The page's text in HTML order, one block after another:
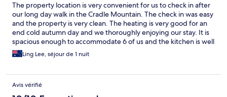
The property location is very convenient for us to check in after
our long day walk in the Cradle Mountain. The check in was easy
and the property is very clean. The heating is very good for an
end cold autumn day and we thoroughly enjoying our stay. It is
spacious enough to accommodate 6 of us and the kitchen is well
equipped for us to prepare our dinner. We thoroughly love this
property and will book again when we arrange our next trip.
Ling Lee, séjour de 1 nuit
Avis vérifié